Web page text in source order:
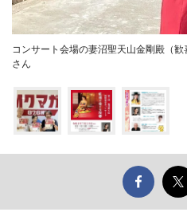
コンサート会場の妻沼聖天山金剛殿（
さん